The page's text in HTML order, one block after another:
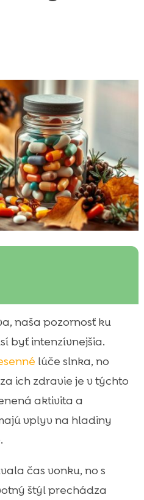
mačky na jeseň
svit
na jeseň
zdravia
naša pozornosť ku
byť intenzívnejšia.
lúče slnka, no
ich zdravie je v týchto
aktivita a
vplyv na hladiny
čas vonku, no s
štýl prechádza